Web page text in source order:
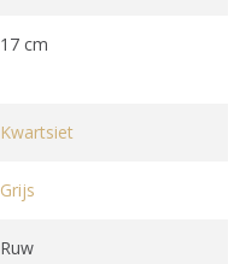
17 cm
Kwartsiet
Grijs
Ruw